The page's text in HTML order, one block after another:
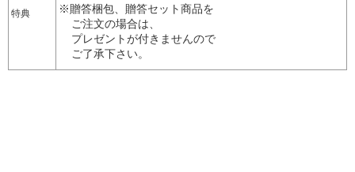
特典
※贈答梱包、贈答セット商品を
ご注文の場合は、
プレゼントが付きませんので
ご了承下さい。